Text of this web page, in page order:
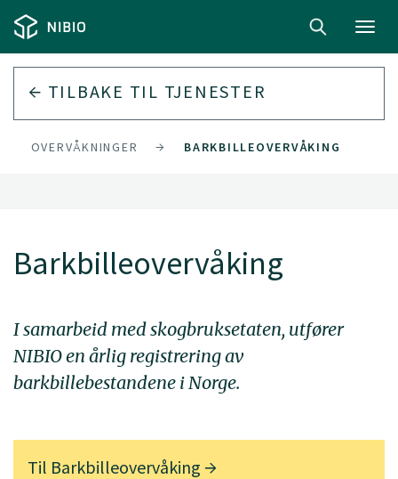
TILBAKE TIL TJENESTER
OVERVÅKNINGER BARKBILLEOVERVÅKING
Barkbilleovervåking
I samarbeid med skogbruksetaten, utfører
NIBIO en årlig registrering av
barkbillebestandene i Norge.
Til Barkbilleovervåking